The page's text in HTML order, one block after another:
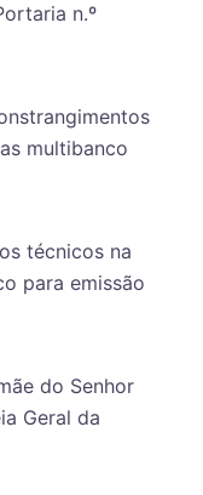
n.º
multibanco
técnicos na
para emissão
do Senhor
Geral da